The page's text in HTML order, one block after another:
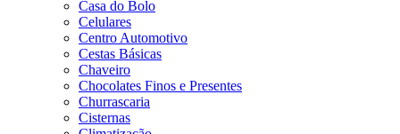
Casa do Bolo
Celulares
Centro Automotivo
Cestas Básicas
Chaveiro
Chocolates Finos e Presentes
Churrascaria
Cisternas